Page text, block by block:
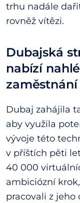
trhu nadále
rovněž vítězi.
Dubajská
nabízí
zaměstnání
Dubaj zahájila
aby využila
vývoje této
v příštích pěti
40 000
ambiciózní
pracovali z jeho